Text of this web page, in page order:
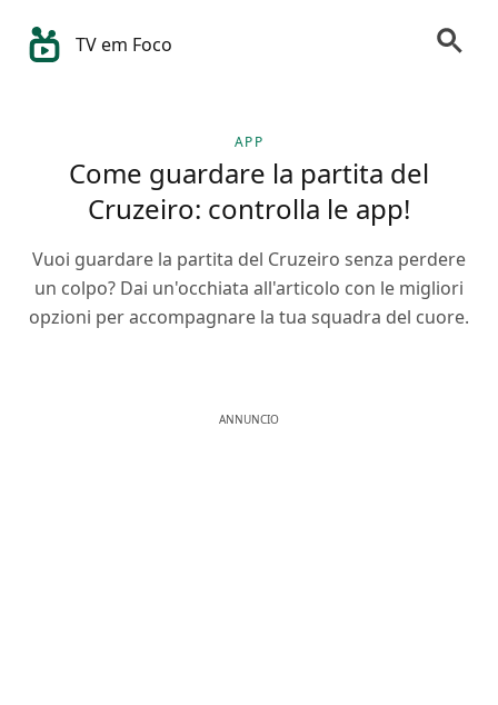
TV em Foco
APP
Come guardare la partita del
Cruzeiro: controlla le app!
Vuoi guardare la partita del Cruzeiro senza perdere
un colpo? Dai un'occhiata all'articolo con le migliori
opzioni per accompagnare la tua squadra del cuore.
ANNUNCIO